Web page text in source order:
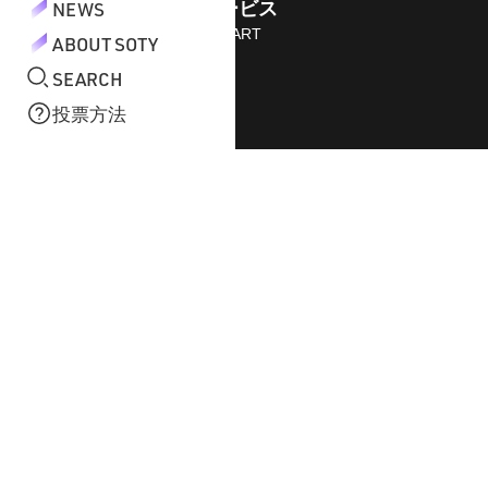
NEWS
ABOUT SOTY
SEARCH
投票方法
運営サービス
STAFF START